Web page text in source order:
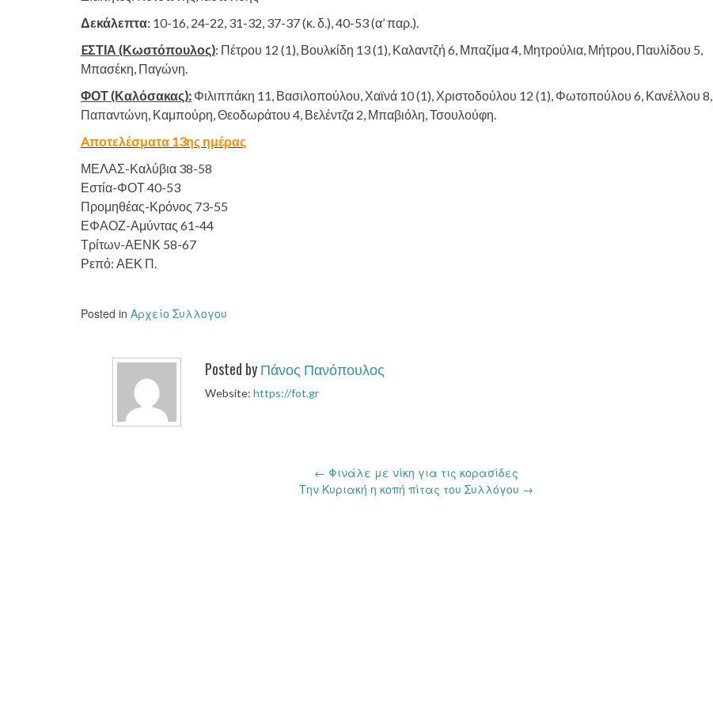
Δεκάλεπτα: 10-16, 24-22, 31-32, 37-37 (κ. δ.), 40-53 (α’ παρ.).
EΣΤΙΑ (Κωστόπουλος): Πέτρου 12 (1), Βουλκίδη 13 (1), Καλαντζή 6, Μπαζίμα 4, Μητρούλια, Μήτρου, Παυλίδου 5,
Μπασέκη, Παγώνη.
ΦΟΤ (Καλόσακας): Φιλιππάκη 11, Βασιλοπούλου, Χαϊνά 10 (1), Χριστοδούλου 12 (1), Φωτοπούλου 6, Κανέλλου 8,
Παπαντώνη, Καμπούρη, Θεοδωράτου 4, Βελέντζα 2, Μπαβιόλη, Τσουλούφη.
Aποτελέσματα 13ης ημέρας
ΜΕΛΑΣ-Καλύβια 38-58
Εστία-ΦΟΤ 40-53
Προμηθέας-Κρόνος 73-55
ΕΦΑΟΖ-Αμύντας 61-44
Τρίτων-ΑΕΝΚ 58-67
Ρεπό: ΑΕΚ Π.
Posted in Αρχείο Συλλογου
Posted byΠάνος Πανόπουλος
Website: https://fot.gr
← Φινάλε με νίκη για τις κορασίδες
Την Κυριακή η κοπή πίτας του Συλλόγου →